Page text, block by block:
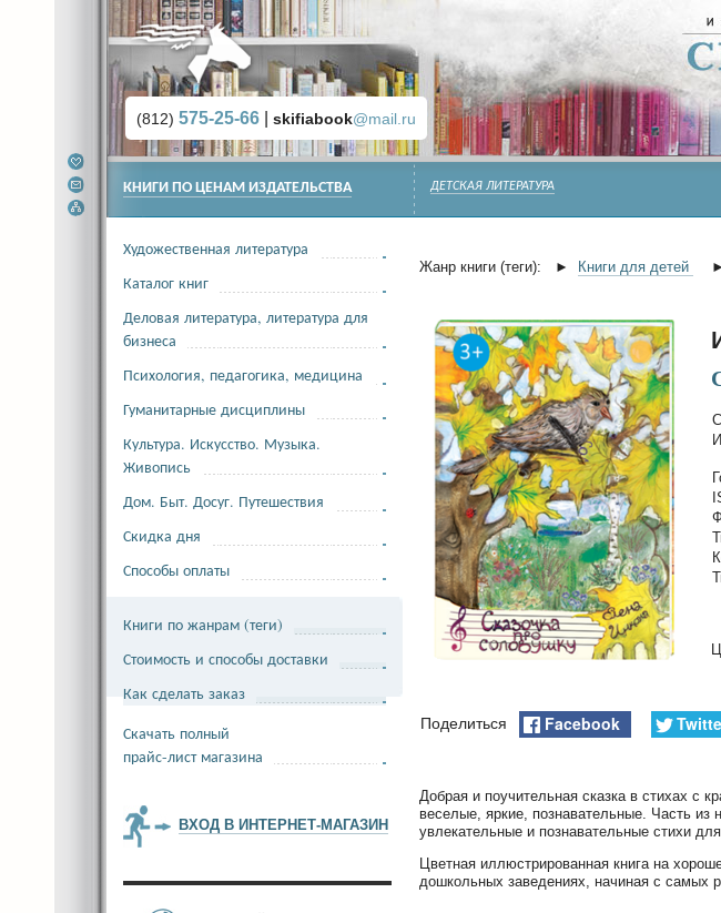
(812) 575-25-66 skifiabook@mail.ru
ДЕТСКАЯ ЛИТЕРАТУРА
Жанр книги (теги): ► Книги для детей
Поделиться Facebook
Добрая и поучительная сказка в стихах с
веселые, яркие, познавательные. Часть из
увлекательные и познавательные стихи
Цветная иллюстрированная книга на
дошкольных заведениях, начиная с самых
КНИГИ ПО ЦЕНАМ ИЗДАТЕЛЬСТВА
Художественная литература
Каталог книг
Деловая литература, литература для
бизнеса
Психология, педагогика, медицина
Гуманитарные дисциплины
Культура. Искусство. Музыка.
Живопись
Дом. Быт. Досуг. Путешествия
Скидка дня
Способы оплаты
Книги по жанрам (теги)
Стоимость и способы доставки
Как сделать заказ
Скачать полный
прайс-лист магазина
ВХОД В ИНТЕРНЕТ-МАГАЗИН